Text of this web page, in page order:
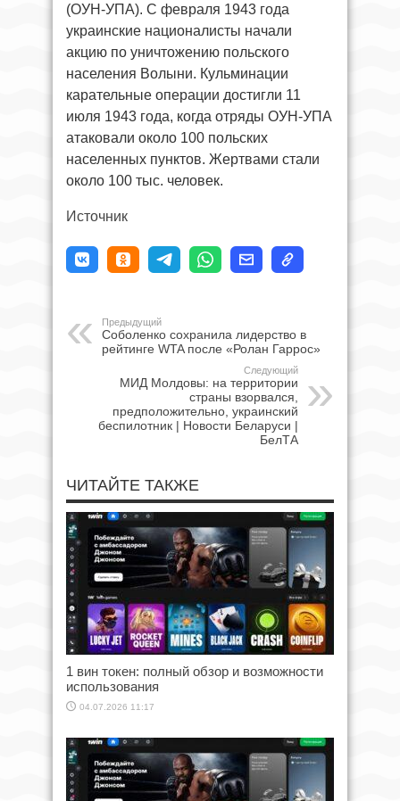
(ОУН-УПА). С февраля 1943 года
украинские националисты начали
акцию по уничтожению польского
населения Волыни. Кульминации
карательные операции достигли 11
июля 1943 года, когда отряды ОУН-УПА
атаковали около 100 польских
населенных пунктов. Жертвами стали
около 100 тыс. человек.
Источник
Предыдущий
Соболенко сохранила лидерство в
рейтинге WTA после «Ролан Гаррос»
Следующий
МИД Молдовы: на территории
страны взорвался,
предположительно, украинский
беспилотник | Новости Беларуси |
БелТА
ЧИТАЙТЕ ТАКЖЕ
1 вин токен: полный обзор и возможности
использования
04.07.2026 11:17